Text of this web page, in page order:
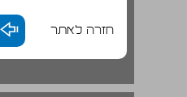
חזרה לאתר